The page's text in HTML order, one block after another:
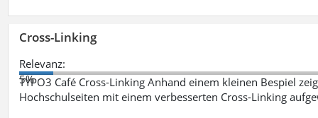
Cross-Linking
Relevanz:
5%
TYPO3 Café Cross-Linking Anhand einem kleinen Bespiel
Hochschulseiten mit einem verbesserten Cross-Linking